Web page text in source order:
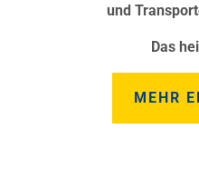
und
Das
MEHR